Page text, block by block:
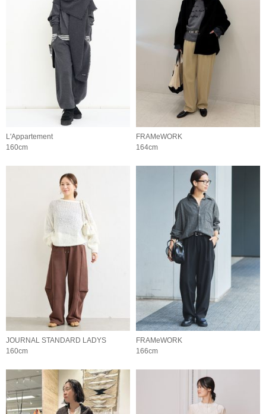
L'Appartement
160cm
FRAMeWORK
164cm
JOURNAL STANDARD LADYS
160cm
FRAMeWORK
166cm